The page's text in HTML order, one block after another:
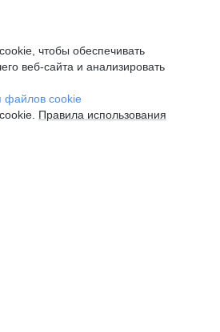
чтобы обеспечивать
веб-сайта и анализировать
файлов cookie
Правила использования